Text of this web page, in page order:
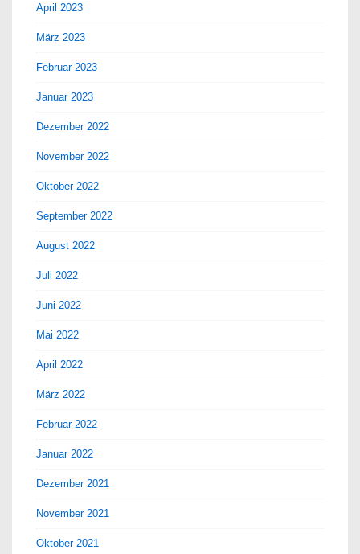
April 2023
März 2023
Februar 2023
Januar 2023
Dezember 2022
November 2022
Oktober 2022
September 2022
August 2022
Juli 2022
Juni 2022
Mai 2022
April 2022
März 2022
Februar 2022
Januar 2022
Dezember 2021
November 2021
Oktober 2021